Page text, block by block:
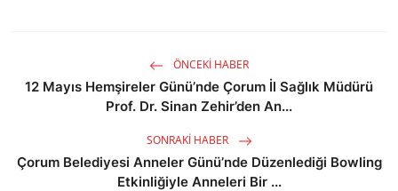
ÖNCEKI HABER
12 Mayıs Hemşireler Günü’nde Çorum İl Sağlık Müdürü
Prof. Dr. Sinan Zehir’den An...
SONRAKI HABER
Çorum Belediyesi Anneler Günü’nde Düzenlediği Bowling
Etkinliğiyle Anneleri Bir ...